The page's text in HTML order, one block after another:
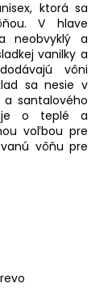
ktorá sa
V hlave
neobvyklý a
vanilky a
vôni
sa nesie v
santalového
o teplé a
voľbou pre
vôňu pre